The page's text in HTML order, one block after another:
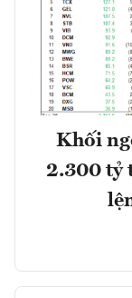
Khối
2.300 tỷ